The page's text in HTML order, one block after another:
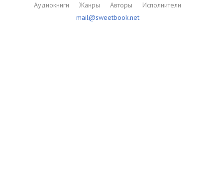
Аудиокниги Жанры Авторы
Исполнители
mail@sweetbook.net